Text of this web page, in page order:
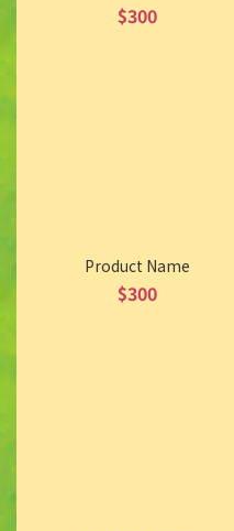
$300
Product Name
$300